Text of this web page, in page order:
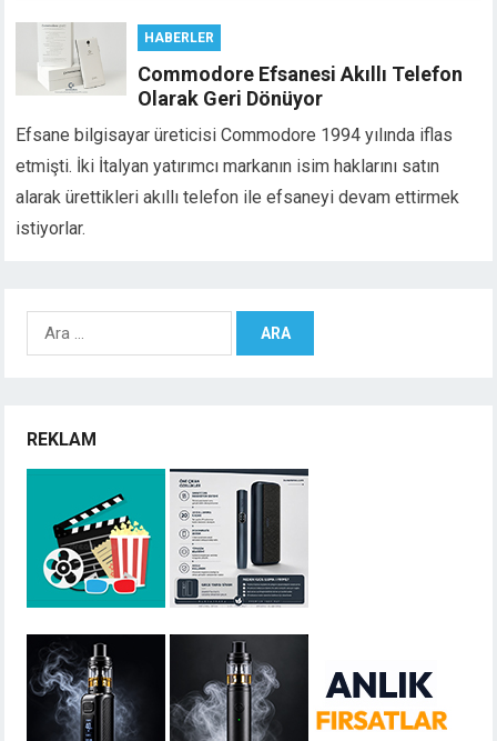
HABERLER
Commodore Efsanesi Akıllı Telefon
Olarak Geri Dönüyor
Efsane bilgisayar üreticisi Commodore 1994 yılında iflas
etmişti. İki İtalyan yatırımcı markanın isim haklarını satın
alarak ürettikleri akıllı telefon ile efsaneyi devam ettirmek
istiyorlar.
Arama:
REKLAM